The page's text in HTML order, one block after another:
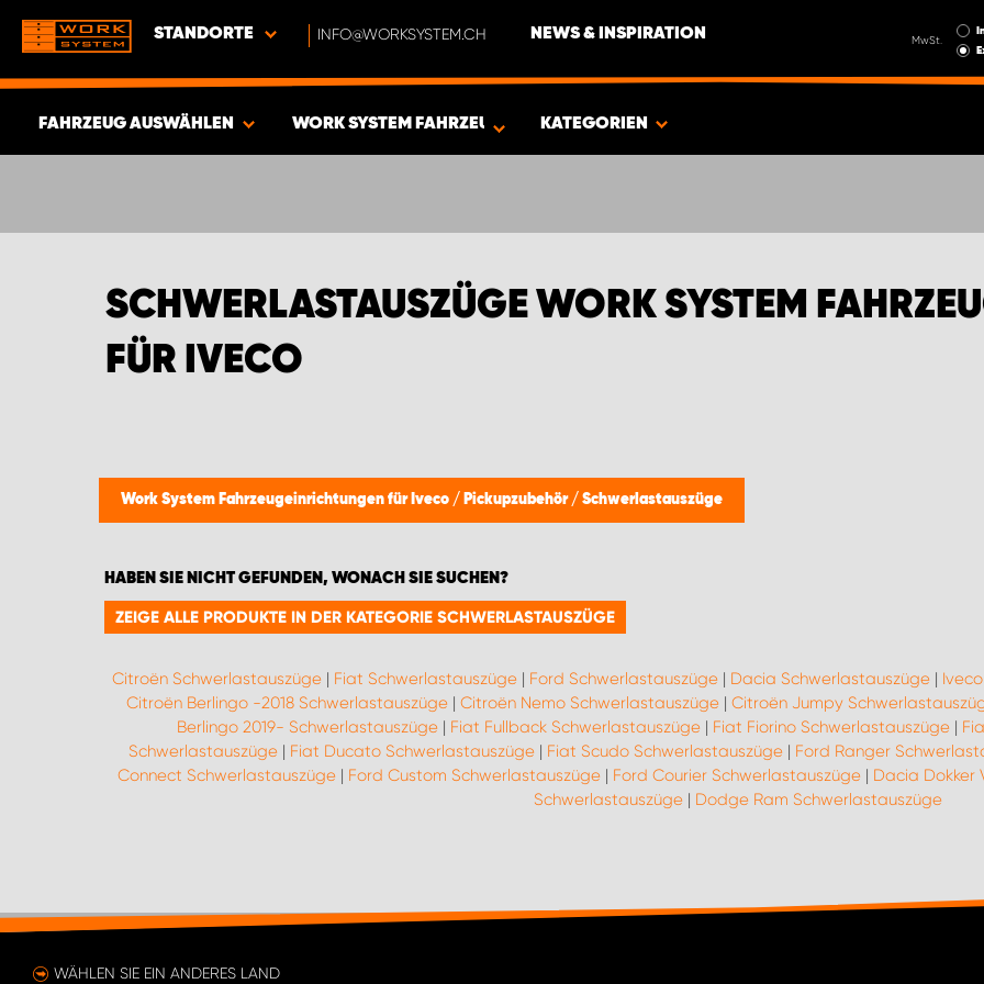
STANDORTE INFO@WORKSYSTEM.CH NEWS & INSPIRATION MwSt.
FAHRZEUG AUSWÄHLEN WORK SYSTEM FAHRZEUGEINRICHTUNGEN FÜR IVECO
KATEGORIEN
SCHWERLASTAUSZÜGE WORK SYSTEM
FÜR IVECO
Work System Fahrzeugeinrichtungen für Iveco / Pickupzubehör / Schwerlastauszüge
HABEN SIE NICHT GEFUNDEN, WONACH SIE SUCHEN?
ZEIGE ALLE PRODUKTE IN DER KATEGORIE SCHWERLASTAUSZÜGE
Citroën Schwerlastauszüge | Fiat Schwerlastauszüge | Ford Schwerlastauszüge | Dacia Schwerlastauszüge |
Citroën Berlingo -2018 Schwerlastauszüge | Citroën Nemo Schwerlastauszüge | Citroën Jumpy
Berlingo 2019- Schwerlastauszüge | Fiat Fullback Schwerlastauszüge | Fiat Fiorino Schwerlastauszüge |
Schwerlastauszüge | Fiat Ducato Schwerlastauszüge | Fiat Scudo Schwerlastauszüge | Ford Ranger
Connect Schwerlastauszüge| Ford Custom Schwerlastauszüge| Ford Courier Schwerlastauszüge| Dacia Dokker
Schwerlastauszüge | Dodge Ram Schwerlastauszüge
WÄHLEN SIE EIN ANDERES LAND